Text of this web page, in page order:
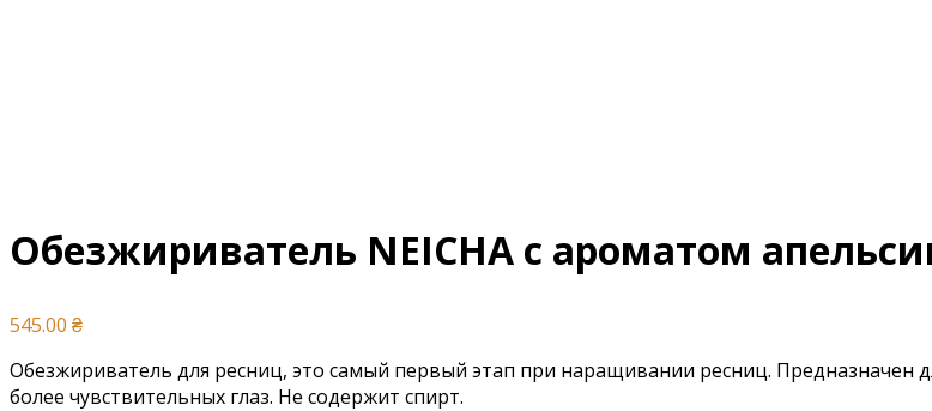
Обезжириватель NEICHA с ароматом
545.00 ₴
Обезжириватель для ресниц, это самый первый этап при наращивании ресниц.
более чувствительных глаз. Не содержит спирт.